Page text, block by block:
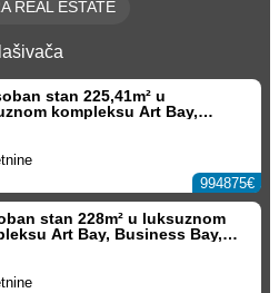
REAL ESTATE
stan 225,41m² u
kompleksu Art Bay,
Bay, Dubai
994875€
stan 228m² u luksuznom
Art Bay, Business Bay,